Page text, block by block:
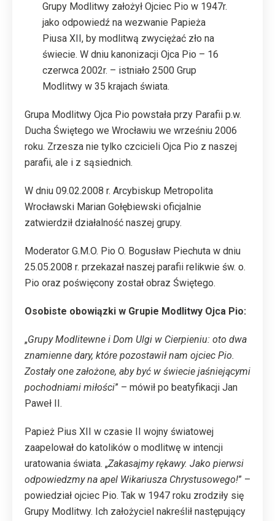
Grupy Modlitwy założył Ojciec Pio w 1947r.
jako odpowiedź na wezwanie Papieża
Piusa XII, by modlitwą zwyciężać zło na
świecie. W dniu kanonizacji Ojca Pio – 16
czerwca 2002r. – istniało 2500 Grup
Modlitwy w 35 krajach świata.
Grupa Modlitwy Ojca Pio powstała przy Parafii p.w.
Ducha Świętego we Wrocławiu we wrześniu 2006
roku. Zrzesza nie tylko czcicieli Ojca Pio z naszej
parafii, ale i z sąsiednich.
W dniu 09.02.2008 r. Arcybiskup Metropolita
Wrocławski Marian Gołębiewski oficjalnie
zatwierdził działalność naszej grupy.
Moderator G.M.O. Pio O. Bogusław Piechuta w dniu
25.05.2008 r. przekazał naszej parafii relikwie św. o.
Pio oraz poświęcony został obraz Świętego.
Osobiste obowiązki w Grupie Modlitwy Ojca Pio:
„Grupy Modlitewne i Dom Ulgi w Cierpieniu: oto dwa
znamienne dary, które pozostawił nam ojciec Pio.
Zostały one założone, aby być w świecie jaśniejącymi
pochodniami miłości” – mówił po beatyfikacji Jan
Paweł II.
Papież Pius XII w czasie II wojny światowej
zaapelował do katolików o modlitwę w intencji
uratowania świata. „Zakasajmy rękawy. Jako pierwsi
odpowiedzmy na apel Wikariusza Chrystusowego!” –
powiedział ojciec Pio. Tak w 1947 roku zrodziły się
Grupy Modlitwy. Ich założyciel nakreślił następujący